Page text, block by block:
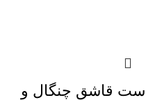
ست قاشق چنگال و